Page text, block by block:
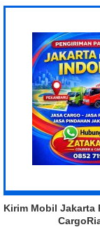
Kirim Mobil Jakarta